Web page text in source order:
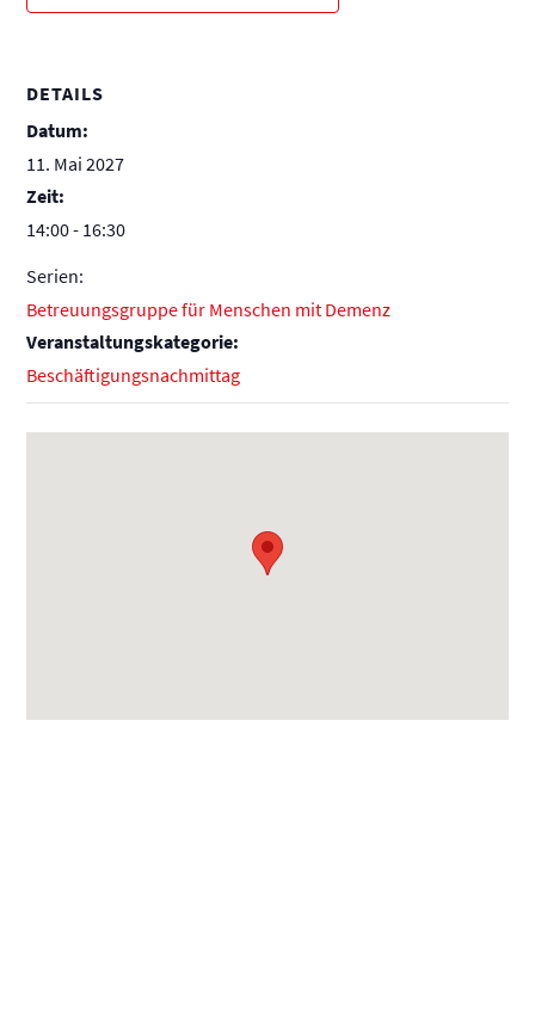
DETAILS
Datum:
11. Mai 2027
Zeit:
14:00 - 16:30
Serien:
Betreuungsgruppe für Menschen mit Demenz
Veranstaltungskategorie:
Beschäftigungsnachmittag